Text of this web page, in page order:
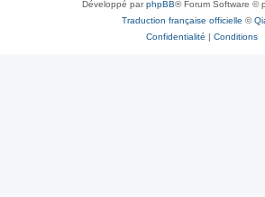
Développé parphpBB® Forum Software ©
Traduction française officielle ©
Confidentialité | Conditions